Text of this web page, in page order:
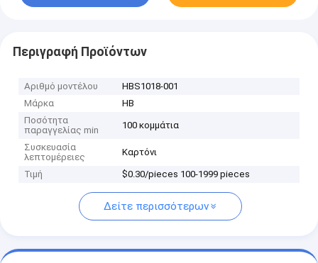
Περιγραφή Προϊόντων
Αριθμό μοντέλου
HBS1018-001
Μάρκα
HB
Ποσότητα
παραγγελίας min
100 κομμάτια
Συσκευασία
λεπτομέρειες
Καρτόνι
Τιμή $0.30/pieces 100-1999 pieces
Δείτε περισσότερων